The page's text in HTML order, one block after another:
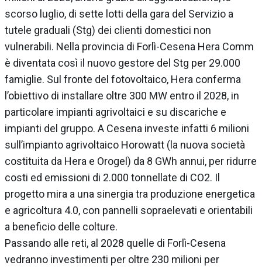
scorso luglio, di sette lotti della gara del Servizio a
tutele graduali (Stg) dei clienti domestici non
vulnerabili. Nella provincia di Forlì-Cesena Hera Comm
è diventata così il nuovo gestore del Stg per 29.000
famiglie. Sul fronte del fotovoltaico, Hera conferma
l’obiettivo di installare oltre 300 MW entro il 2028, in
particolare impianti agrivoltaici e su discariche e
impianti del gruppo. A Cesena investe infatti 6 milioni
sull’impianto agrivoltaico Horowatt (la nuova società
costituita da Hera e Orogel) da 8 GWh annui, per ridurre
costi ed emissioni di 2.000 tonnellate di CO2. Il
progetto mira a una sinergia tra produzione energetica
e agricoltura 4.0, con pannelli sopraelevati e orientabili
a beneficio delle colture.
Passando alle reti, al 2028 quelle di Forlì-Cesena
vedranno investimenti per oltre 230 milioni per